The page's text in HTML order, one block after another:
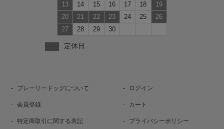
13
14 15 16 17 18
19
20
21 22 23 24 25
26
27
28 29 30
定休日
プレーリードッグについて ログイン
会員登録 カート
特定商取引に関する表記 プライバシーポリシー